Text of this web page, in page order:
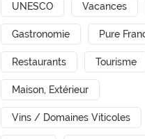
UNESCO Vacances
Gastronomie Pure
Restaurants Tourisme
Maison, Extérieur
Vins / Domaines Viticoles